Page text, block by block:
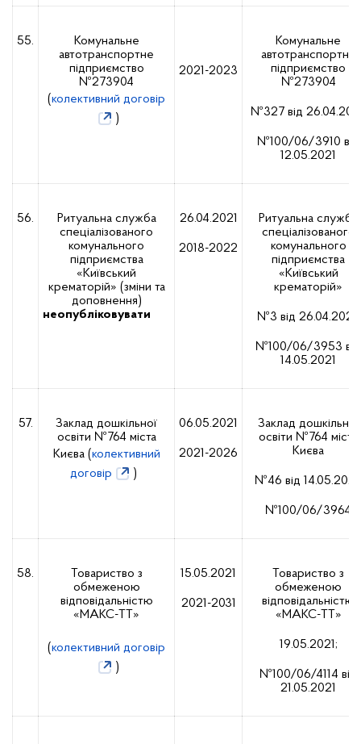
55.
Комунальне
автотранспортне
підприємство
№273904
(колективний договір
)
2021-2023
Комунальне
автотранспортне
підприємство
№273904
№327 від
№100/06/3910 від
12.05.2021
56.
Ритуальна служба
спеціалізованого
комунального
підприємства
«Київський
крематорій» (зміни та
доповнення)
неопубліковувати
26.04.2021
2018-2022
Ритуальна служба
спеціалізованого
комунального
підприємства
«Київський
крематорій»
№3 від 26.04.2021;
№100/06/3953 від
14.05.2021
57.
Заклад дошкільної
освіти №764 міста
Києва (колективний
договір
)
06.05.2021
2021-2026
Заклад дошкільної
освіти №764 міста
Києва
№46 від 14.05.2021;
№100/06/3964
58.
Товариство з
обмеженою
відповідальністю
«МАКС-ТТ»
(колективний договір
)
15.05.2021
2021-2031
Товариство з
обмеженою
відповідальністю
«МАКС-ТТ»
19.05.2021;
№100/06/4114 від
21.05.2021